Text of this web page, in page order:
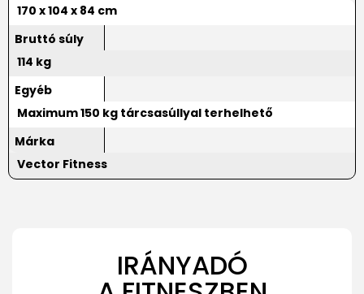
170 x 104 x 84 cm
Bruttó súly
114 kg
Egyéb
Maximum 150 kg tárcsasúllyal terhelhető
Márka
Vector Fitness
IRÁNYADÓ